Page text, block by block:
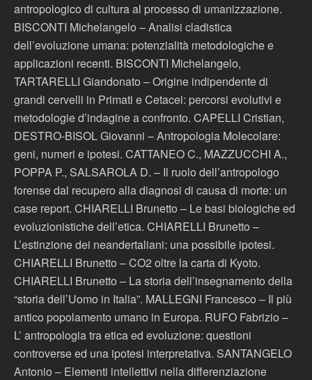
antropologico di cultura al processo di umanizzazione.
BISCONTI Michelangelo – Analisi cladistica
dell’evoluzione umana: potenzialità metodologiche e
applicazioni recenti. BISCONTI Michelangelo,
TARTARELLI Giandonato – Origine indipendente di
grandi cervelli in Primati e Cetacei: percorsi evolutivi e
metodologie d’indagine a confronto. CAPELLI Cristian,
DESTRO-BISOL Giovanni – Antropologia Molecolare:
geni, numeri e ipotesi. CATTANEO C., MAZZUCCHI A.,
POPPA P., SALSAROLA D. – Il ruolo dell’antropologo
forense dal recupero alla diagnosi di causa di morte: un
case report. CHIARELLI Brunetto – Le basi biologiche ed
evoluzionistiche dell’etica. CHIARELLI Brunetto –
L’estinzione dei neandertaliani: una possibile ipotesi.
CHIARELLI Brunetto – CO2 oltre la carta di Kyoto.
CHIARELLI Brunetto – La storia dell’insegnamento della
“storia dell’Uomo in Italia”. MALLEGNI Francesco – Il più
antico popolamento umano in Europa. RUFO Fabrizio –
L’ antropologia tra etica ed evoluzione: questioni
controverse ed una ipotesi interpretativa. SANTANGELO
Antonio – Elementi intellettivi nella differenziazione